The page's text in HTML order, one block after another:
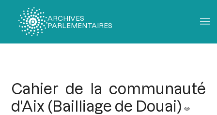
ARCHIVES
PARLEMENTAIRES
Cahier de la communauté
d'Aix (Bailliage de Douai)